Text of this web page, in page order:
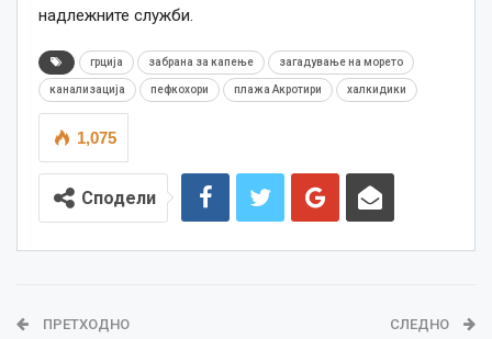
надлежните служби.
грција забрана за капење загадување на морето
канализација пефкохори плажа Акротири халкидики
1,075
Сподели
ПРЕТХОДНО СЛЕДНО